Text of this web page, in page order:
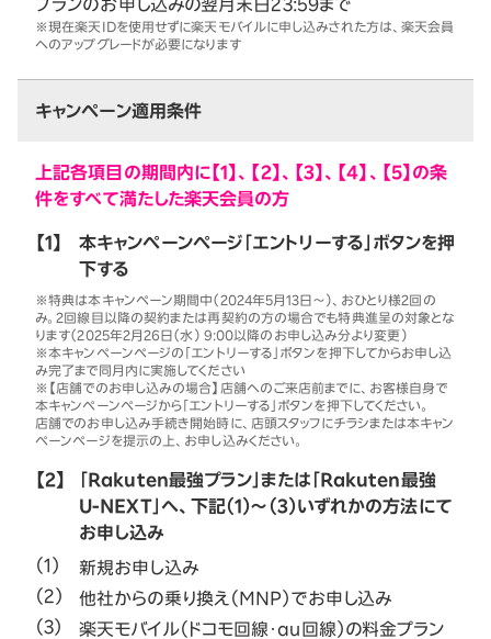
プランのお申し込みの翌月末日23:59まで
※現在楽天IDを使用せずに楽天モバイルに申し込みされた方は、楽天会員
へのアップグレードが必要になります
キャンペーン適用条件
上記各項目の期間内に【1】、【2】、【3】、【4】、【5】の条
件をすべて満たした楽天会員の方
【1】
本キャンペーンページ「エントリーする」ボタンを押
下する
※特典は本キャンペーン期間中（2024年5月13日～）、おひとり様2回の
み。2回線目以降の契約または再契約の方の場合でも特典進呈の対象とな
ります（2025年2月26日（水） 9:00以降のお申し込み分より変更）
※本キャンペーンページの「エントリーする」ボタンを押下してからお申し込
み完了まで同月内に実施してください
※【店舗でのお申し込みの場合】店舗へのご来店前までに、お客様自身で
本キャンペーンページから「エントリーする」ボタンを押下してください。
店舗でのお申し込み手続き開始時に、店頭スタッフにチラシまたは本キャン
ペーンページを提示の上、お申し込みください。
【2】
「Rakuten最強プラン」または「Rakuten最強
U-NEXT」へ、下記（1）～（3）いずれかの方法にて
お申し込み
新規お申し込み
他社からの乗り換え（MNP）でお申し込み
楽天モバイル（ドコモ回線・au回線）の料金プラン